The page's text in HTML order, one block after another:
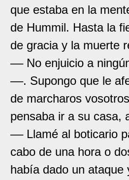
que estaba en la
de Hummil. Hasta la
de gracia y la muerte
–– No enjuicio a
––. Supongo que le
de marcharos
pensaba ir a su casa,
–– Llamé al boticario
cabo de una hora o
había dado un ataque